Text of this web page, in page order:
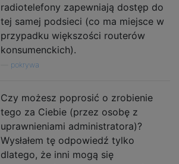
radiotelefony zapewniają dostęp do
tej samej podsieci (co ma miejsce w
przypadku większości routerów
konsumenckich).
pokrywa
Czy możesz poprosić o zrobienie
tego za Ciebie (przez osobę z
uprawnieniami administratora)?
Wysłałem tę odpowiedź tylko
dlatego, że inni mogą się